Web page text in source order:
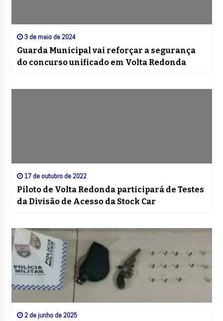
3 de maio de 2024
Guarda Municipal vai reforçar a segurança
do concurso unificado em Volta Redonda
17 de outubro de 2022
Piloto de Volta Redonda participará de Testes
da Divisão de Acesso da Stock Car
2 de junho de 2025